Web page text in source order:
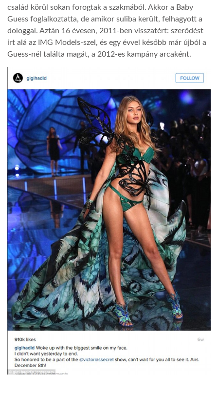
család körül sokan forogtak a szakmából. Akkor a Baby
Guess foglalkoztatta, de amikor suliba került, felhagyott a
dologgal. Aztán 16 évesen, 2011-ben visszatért: szerődést
írt alá az IMG Models-szel, és egy évvel később már újból a
Guess-nél találta magát, a 2012-es kampány arcaként.